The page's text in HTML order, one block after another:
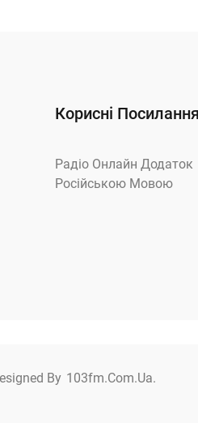
Корисні Посилання
Радіо Онлайн Додаток
Російською Мовою
By 103fm.com.ua.